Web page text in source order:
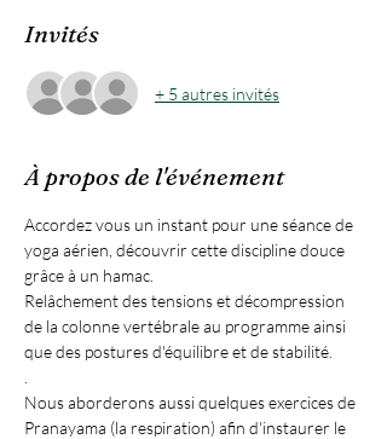
Invités
+ 5 autres invités
À propos de l'événement
Accordez vous un instant pour une séance de
yoga aérien, découvrir cette discipline douce
grâce à un hamac.
Relâchement des tensions et décompression
de la colonne vertébrale au programme ainsi
que des postures d'équilibre et de stabilité.
Nous aborderons aussi quelques exercices de
Pranayama (la respiration) afin d'instaurer le